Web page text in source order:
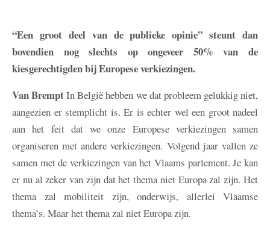
“Een groot deel van de publieke opinie” steunt dan
bovendien nog slechts op ongeveer 50% van de
kiesgerechtigden bij Europese verkiezingen.
Van BremptIn België hebben we dat probleem gelukkig niet,
aangezien er stemplicht is. Er is echter wel een groot nadeel
aan het feit dat we onze Europese verkiezingen samen
organiseren met andere verkiezingen. Volgend jaar vallen ze
samen met de verkiezingen van het Vlaams parlement. Je kan
er nu al zeker van zijn dat het thema niet Europa zal zijn. Het
thema zal mobiliteit zijn, onderwijs, allerlei Vlaamse
thema’s. Maar het thema zal niet Europa zijn.